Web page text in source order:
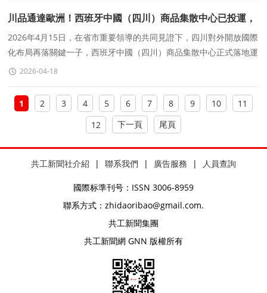
川品通達歐洲！西班牙中國（四川）商品集散中心已投運，
中西經貿合作再升級
2026年4月15日，在省市重要領導的共同見證下，四川對外開放國際
化布局再落關鍵一子，西班牙中國（四川）商品集散中心正式落地運
營。2026-04-18
1 2 3 4 5 6 7 8 9 10
11
12
下一頁 尾頁
共工新聞社介紹 | 聯系我們 | 廣告服務 | 人員查詢
國際标準刊号：ISSN 3006-8959
聯系方式：zhidaoribao@gmail.com.
共工新聞集團
共工新聞網 GNN 版權所有